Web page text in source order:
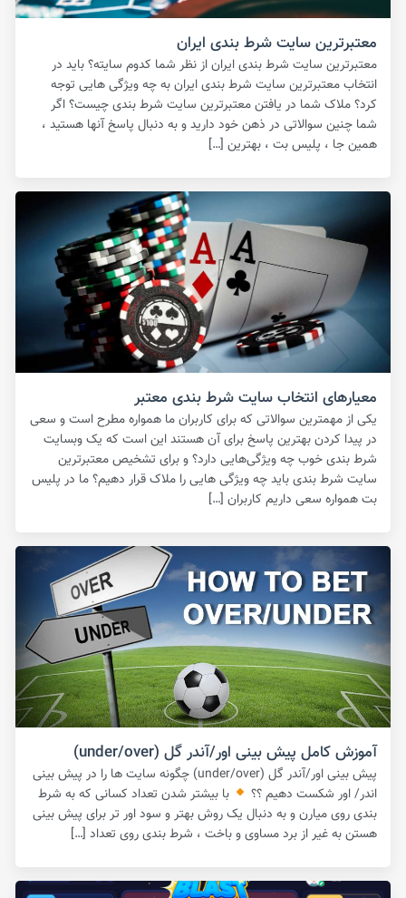
معتبرترین سایت شرط بندی ایران
معتبرترین سایت شرط بندی ایران از نظر شما کدوم سایته؟ باید در
انتخاب معتبرترین سایت شرط بندی ایران به چه ویژگی هایی توجه
کرد؟ ملاک شما در یافتن معتبرترین سایت شرط بندی چیست؟ اگر
شما چنین سوالاتی در ذهن خود دارید و به دنبال پاسخ آنها هستید ،
همین جا ، پلیس بت ، بهترین […]
معیارهای انتخاب سایت شرط بندی معتبر
یکی از مهمترین سوالاتی که برای کاربران ما همواره مطرح است و سعی
در پیدا کردن بهترین پاسخ برای آن هستند این است که یک وبسایت
شرط بندی خوب چه ویژگی‌هایی دارد؟ و برای تشخیص معتبرترین
سایت شرط بندی باید چه ویژگی هایی را ملاک قرار دهیم؟ ما در پلیس
بت همواره سعی داریم کاربران […]
آموزش کامل پیش بینی اور/آندر گل (under/over)
پیش بینی اور/آندر گل (under/over) چگونه سایت ها را در پیش بینی
اندر/ اور شکست دهیم ؟؟
با بیشتر شدن تعداد کسانی که به شرط
بندی روی میارن و به دنبال یک روش بهتر و سود اور تر برای پیش بینی
هستن به غیر از برد مساوی و باخت ، شرط بندی روی تعداد […]